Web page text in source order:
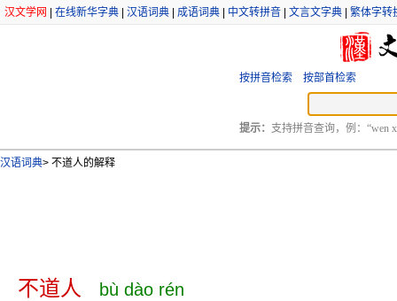
汉文学网 在线新华字典 汉语词典 成语词典 中文转拼音 文言文字典 繁体字转
按拼音检索 按部首检索
提示： 支持拼音查询，例：“wen
汉语词典> 不道人的解释
不道人 bù dào rén